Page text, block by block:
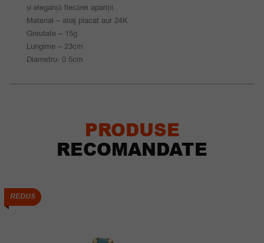
și eleganță fiecărei apariții.
Material – aliaj placat aur 24K
Greutate – 15g
Lungime – 23cm
Diametru- 0.5cm
PRODUSE
RECOMANDATE
REDUS